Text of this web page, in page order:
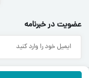
عضویت در خبرنامه